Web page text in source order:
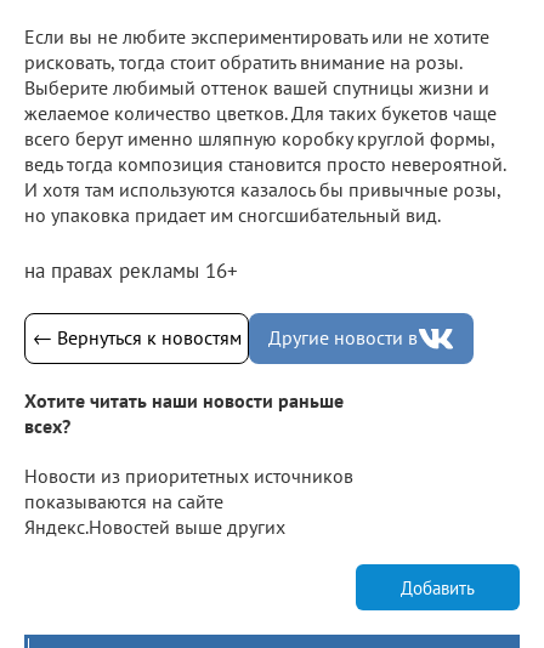
Если вы не любите экспериментировать или не хотите
рисковать, тогда стоит обратить внимание на розы.
Выберите любимый оттенок вашей спутницы жизни и
желаемое количество цветков. Для таких букетов чаще
всего берут именно шляпную коробку круглой формы,
ведь тогда композиция становится просто невероятной.
И хотя там используются казалось бы привычные розы,
но упаковка придает им сногсшибательный вид.
на правах рекламы 16+
← Вернуться к новостям Другие новости в
Хотите читать наши новости раньше
всех?
Новости из приоритетных источников
показываются на сайте
Яндекс.Новостей выше других
Добавить